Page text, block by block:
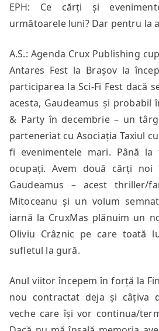
EPH: Ce cărți și
următoarele luni? Dar pentru la
A.S.: Agenda Crux Publishing
Antares Fest la Brașov la
participarea la Sci-Fi Fest dacă
acesta, Gaudeamus și probabil
& Party în decembrie – un
parteneriat cu Asociația Taxiul
fi evenimentele mari. Până
ocupați. Avem două cărți
Gaudeamus – acest thriller/
Mitoceanu și un volum
iarnă la CruxMas plănuim un
Oliviu Crâznic pe care toată
sufletul la gură.
Anul viitor începem în forță la
nou contractat deja și câțiva
veche care își vor continua/